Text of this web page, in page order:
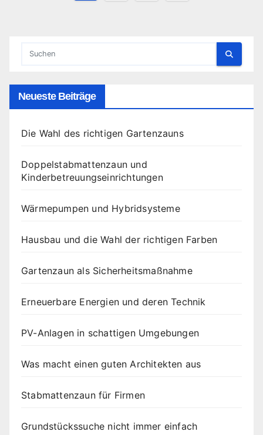
Neueste Beiträge
Die Wahl des richtigen Gartenzauns
Doppelstabmattenzaun und
Kinderbetreuungseinrichtungen
Wärmepumpen und Hybridsysteme
Hausbau und die Wahl der richtigen Farben
Gartenzaun als Sicherheitsmaßnahme
Erneuerbare Energien und deren Technik
PV-Anlagen in schattigen Umgebungen
Was macht einen guten Architekten aus
Stabmattenzaun für Firmen
Grundstückssuche nicht immer einfach